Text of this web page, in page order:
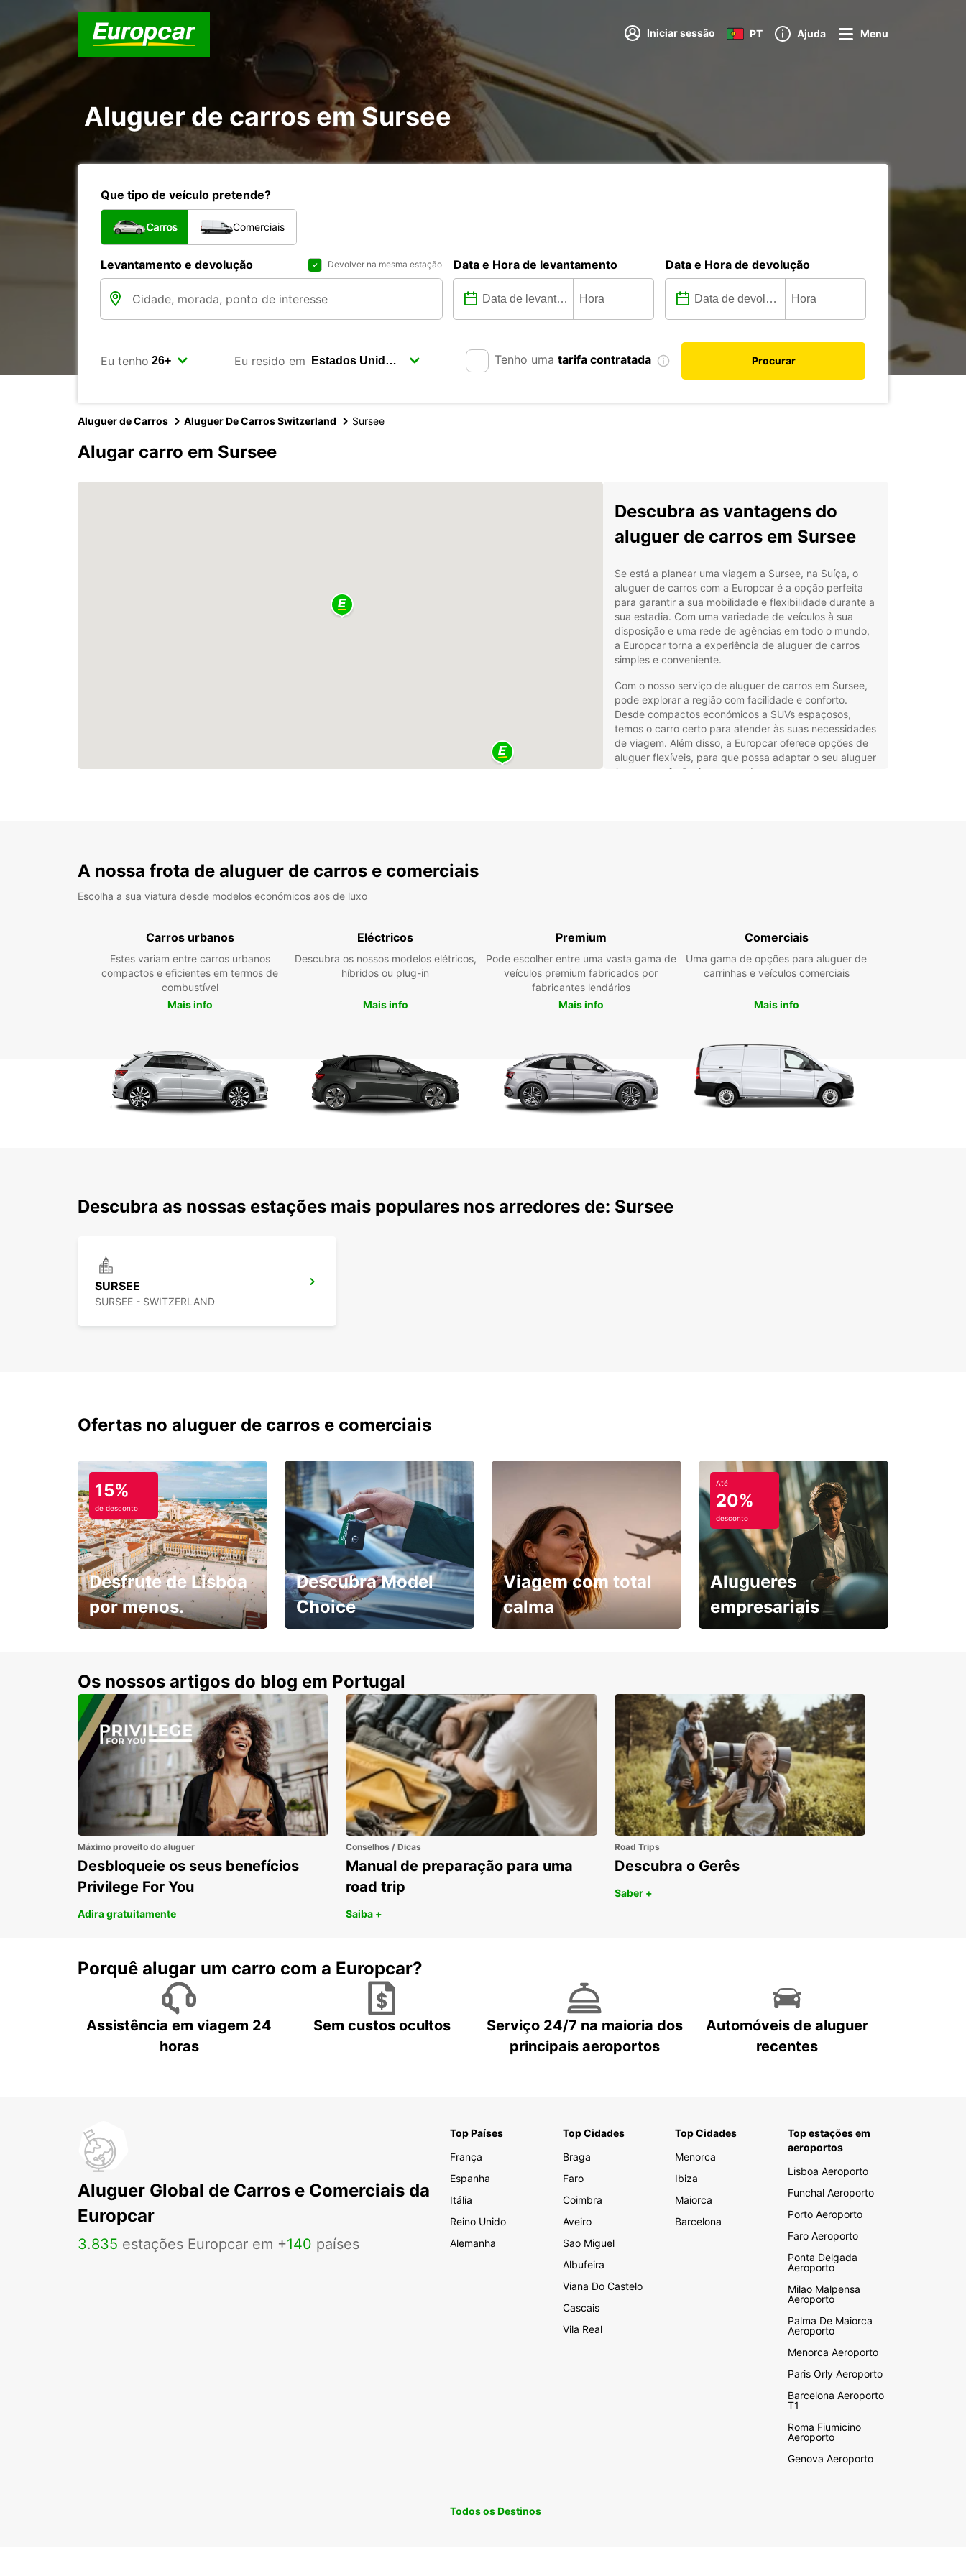
Iniciar sessão PT Ajuda Menu
Aluguer de carros em Sursee
Que tipo de veículo pretende?
Carros Comerciais
Levantamento e devolução Devolver na mesma estação Data e Hora de levantamento Data e Hora de devolução
Eu tenho Eu resido em Tenho uma tarifa contratada Procurar
Aluguer de Carros Aluguer De Carros Switzerland Sursee
Alugar carro em Sursee
Descubra as vantagens do
aluguer de carros em Sursee
Se está a planear uma viagem a Sursee, na Suíça, o
aluguer de carros com a Europcar é a opção perfeita
para garantir a sua mobilidade e flexibilidade durante a
sua estadia. Com uma variedade de veículos à sua
disposição e uma rede de agências em todo o mundo,
a Europcar torna a experiência de aluguer de carros
simples e conveniente.
Com o nosso serviço de aluguer de carros em Sursee,
pode explorar a região com facilidade e conforto.
Desde compactos económicos a SUVs espaçosos,
temos o carro certo para atender às suas necessidades
de viagem. Além disso, a Europcar oferece opções de
aluguer flexíveis, para que possa adaptar o seu aluguer
às suas preferências e agenda.
sua viagem, escolha o veículo que melhor se adequa às
Europcar mais próxima. Com a Europcar, desfrute de
uma experiência de aluguer de carros sem
complicações e descubra tudo o que Sursee e
A nossa frota de aluguer de carros e comerciais
Escolha a sua viatura desde modelos económicos aos de luxo
Carros urbanos
Estes variam entre carros urbanos
compactos e eficientes em termos de
combustível
Mais info
Eléctricos
Descubra os nossos modelos elétricos,
híbridos ou plug-in
Mais info
Premium
Pode escolher entre uma vasta gama de
veículos premium fabricados por
fabricantes lendários
Mais info
Comerciais
Uma gama de opções para aluguer de
carrinhas e veículos comerciais
Mais info
Descubra as nossas estações mais populares nos arredores de: Sursee
SURSEE
SURSEE - SWITZERLAND
Ofertas no aluguer de carros e comerciais
15%
de desconto
Desfrute de Lisboa
por menos.
Descubra Model
Choice
Viagem com total
calma
Até
20%
desconto
Alugueres
empresariais
Os nossos artigos do blog em Portugal
Máximo proveito do aluguer
Desbloqueie os seus benefícios
Privilege For You
Adira gratuitamente
Conselhos / Dicas
Manual de preparação para uma
road trip
Saiba +
Road Trips
Descubra o Gerês
Saber +
Porquê alugar um carro com a Europcar?
Assistência em viagem 24
horas
Sem custos ocultos
Serviço 24/7 na maioria dos
principais aeroportos
Automóveis de aluguer
recentes
Aluguer Global de Carros e Comerciais da
Europcar
3.835 estações Europcar em +140 países
Top Países
França
Espanha
Itália
Reino Unido
Alemanha
Top Cidades
Braga
Faro
Coimbra
Aveiro
Sao Miguel
Albufeira
Viana Do Castelo
Cascais
Vila Real
Top Cidades
Menorca
Ibiza
Maiorca
Barcelona
Top estações em
aeroportos
Lisboa Aeroporto
Funchal Aeroporto
Porto Aeroporto
Faro Aeroporto
Ponta Delgada
Aeroporto
Milao Malpensa
Aeroporto
Palma De Maiorca
Aeroporto
Menorca Aeroporto
Paris Orly Aeroporto
Barcelona Aeroporto
T1
Roma Fiumicino
Aeroporto
Genova Aeroporto
Todos os Destinos